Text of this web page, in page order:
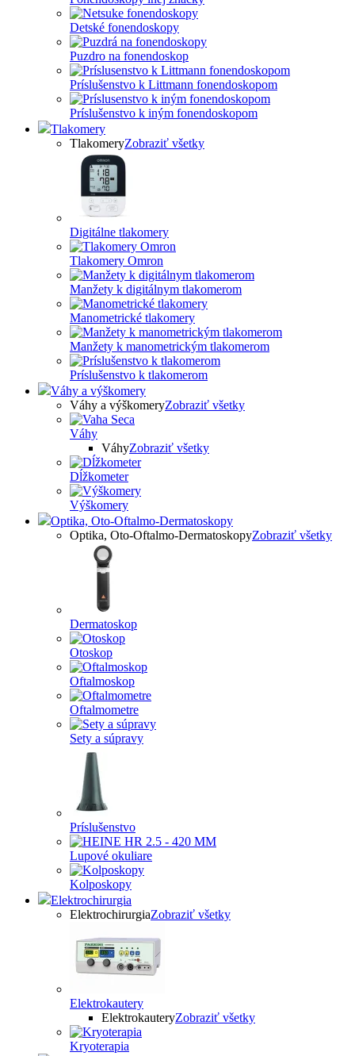
Detské fonendoskopy
Puzdro na fonendoskop
Príslušenstvo k Littmann fonendoskopom
Príslušenstvo k iným fonendoskopom
Tlakomery
TlakomeryZobraziť všetky
Digitálne tlakomery
Tlakomery Omron
Manžety k digitálnym tlakomerom
Manometrické tlakomery
Manžety k manometrickým tlakomerom
Príslušenstvo k tlakomerom
Váhy a výškomery
Váhy a výškomeryZobraziť všetky
Váhy
VáhyZobraziť všetky
Dĺžkometer
Výškomery
Optika, Oto-Oftalmo-Dermatoskopy
Optika, Oto-Oftalmo-DermatoskopyZobraziť všetky
Dermatoskop
Otoskop
Oftalmoskop
Oftalmometre
Sety a súpravy
Príslušenstvo
Lupové okuliare
Kolposkopy
Elektrochirurgia
ElektrochirurgiaZobraziť všetky
Elektrokautery
ElektrokauteryZobraziť všetky
Kryoterapia